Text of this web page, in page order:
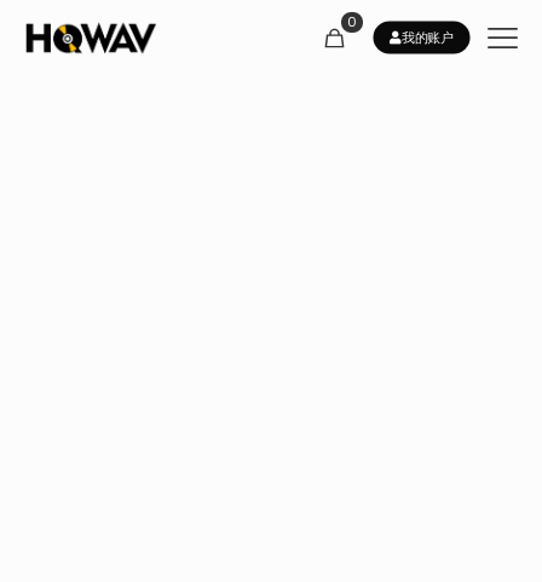
0
我的账户